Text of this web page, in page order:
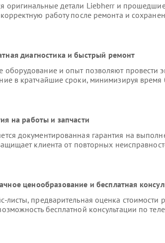
оригинальные детали Liebherr и
корректную работу после ремонта и
диагностика и быстрый ремонт
оборудование и опыт позволяют провести
в кратчайшие сроки, минимизируя время
на работы и запчасти
документированная гарантия на
клиента от повторных
ценообразование и бесплатная
листы, предварительная оценка стоимости
бесплатной консультации по